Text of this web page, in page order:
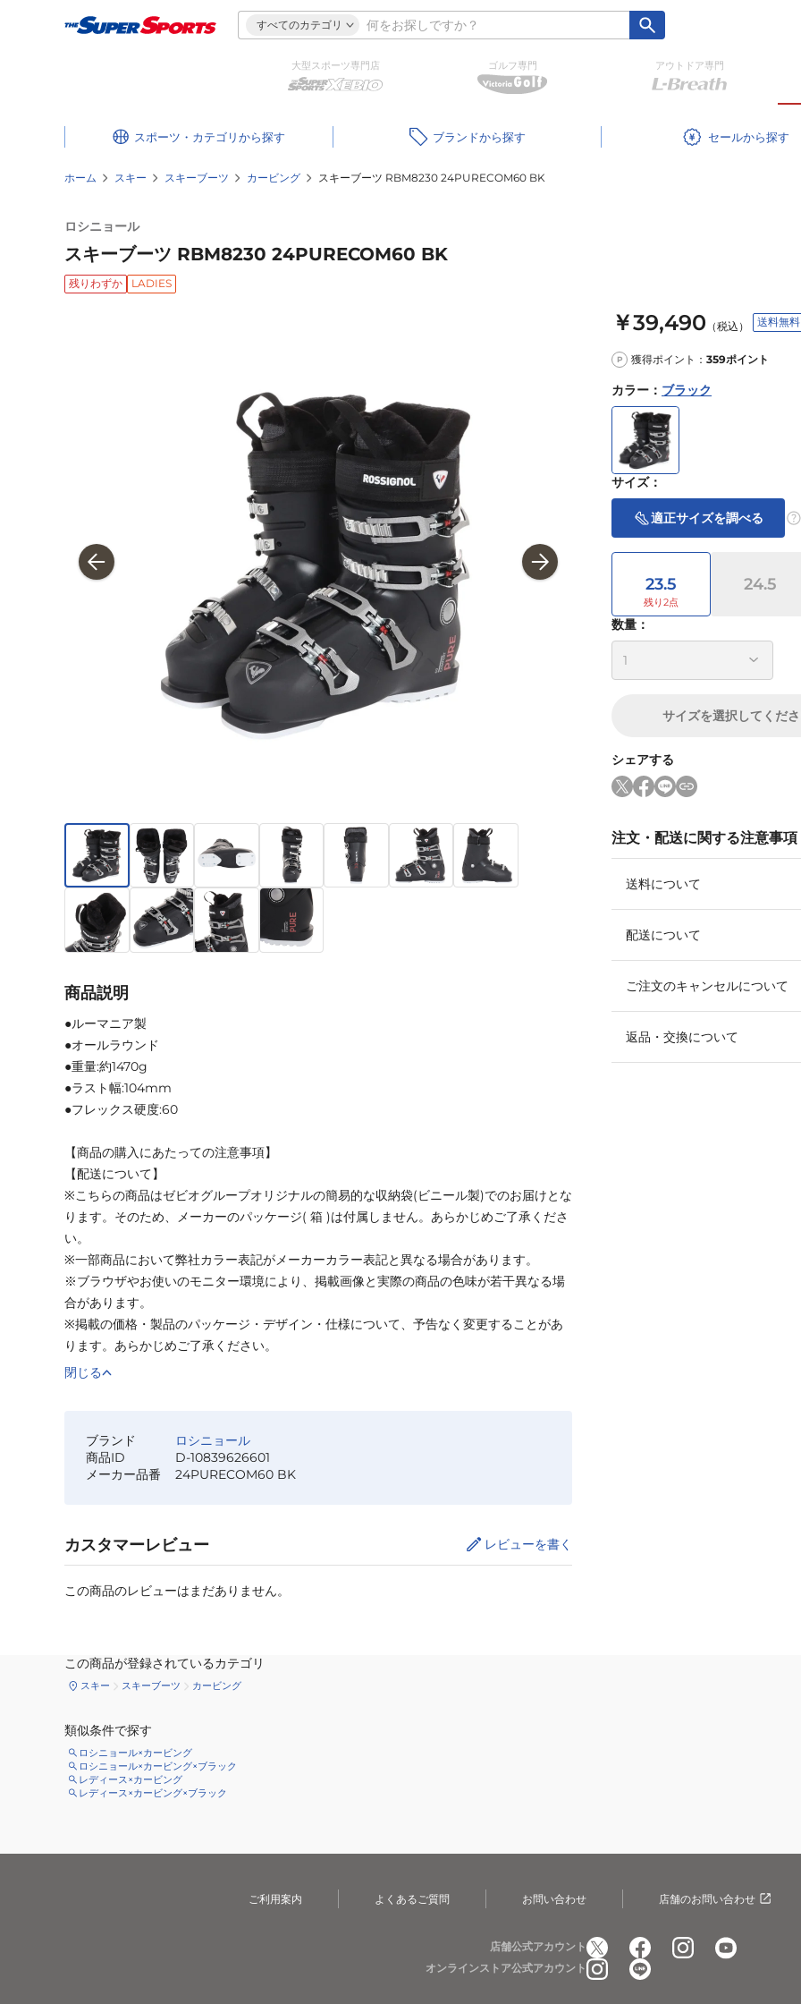
すべてのカテゴリ
大型スポーツ専門店 ゴルフ専門 アウトドア専門
スポーツ・カテゴリ ブランド セール
ホーム スキー スキーブーツ カービング スキーブーツ RBM8230 24PURECOM60 BK
ロシニョール
スキーブーツ RBM8230 24PURECOM60 BK
残りわずか LADIES
￥39,490 （税込） 送料無料
P 獲得ポイント： 359ポイント
カラー ： ブラック
サイズ：
適正サイズを調べる
23.5 24.5
数量：
サイズを選択してくだ
シェアする
注文・配送に関する注意事項
送料について
配送について
ご注文のキャンセルについて
返品・交換について
商品説明
●ルーマニア製
●オールラウンド
●重量:約1470g
●ラスト幅:104mm
●フレックス硬度:60
【商品の購入にあたっての注意事項】
【配送について】
※こちらの商品はゼビオグループオリジナルの簡易的な収納袋(ビニール製)でのお届けとな
ります。そのため、メーカーのパッケージ( 箱 )は付属しません。あらかじめご了承くださ
い。
※一部商品において弊社カラー表記がメーカーカラー表記と異なる場合があります。
※ブラウザやお使いのモニター環境により、掲載画像と実際の商品の色味が若干異なる場
合があります。
※掲載の価格・製品のパッケージ・デザイン・仕様について、予告なく変更することがあ
ります。あらかじめご了承ください。
閉じる
ブランド
ロシニョール
商品ID
D-10839626601
メーカー品番
24PURECOM60 BK
カスタマーレビュー レビューを書く
この商品のレビューはまだありません。
この商品が登録されているカテゴリ
スキー スキーブーツ カービング
類似条件で探す
ロシニョール×カービング
ロシニョール×カービング×ブラック
レディース×カービング
レディース×カービング×ブラック
ご利用案内 よくあるご質問 お問い合わせ 店舗のお問い合わせ
店舗公式アカウント
オンラインストア公式アカウント